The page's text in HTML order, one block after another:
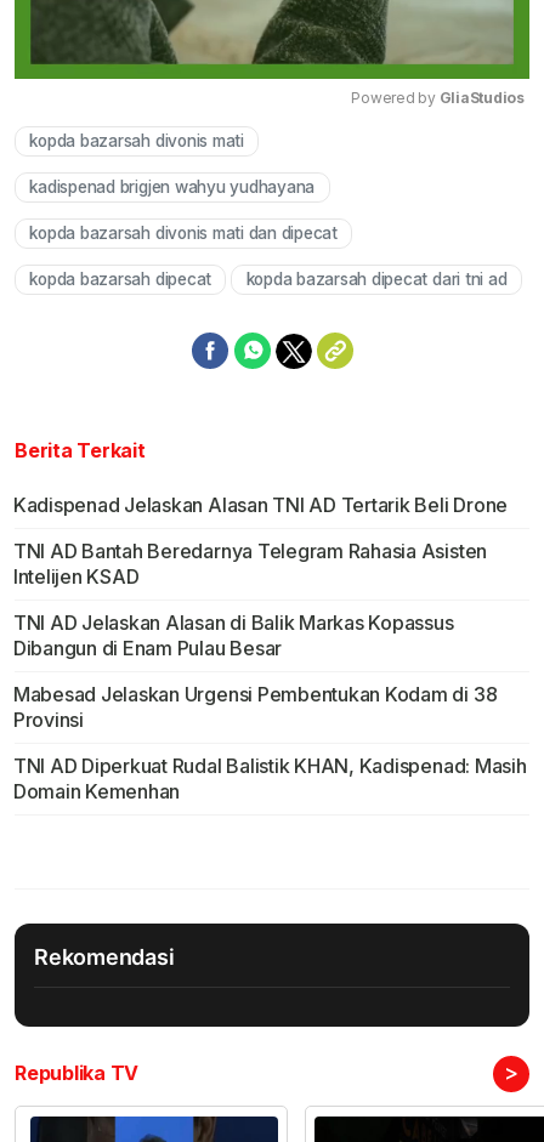
Powered by GliaStudios
kopda bazarsah divonis mati
kadispenad brigjen wahyu yudhayana
kopda bazarsah divonis mati dan dipecat
kopda bazarsah dipecat kopda bazarsah dipecat dari tni ad
Berita Terkait
Kadispenad Jelaskan Alasan TNI AD Tertarik Beli Drone
TNI AD Bantah Beredarnya Telegram Rahasia Asisten
Intelijen KSAD
TNI AD Jelaskan Alasan di Balik Markas Kopassus
Dibangun di Enam Pulau Besar
Mabesad Jelaskan Urgensi Pembentukan Kodam di 38
Provinsi
TNI AD Diperkuat Rudal Balistik KHAN, Kadispenad: Masih
Domain Kemenhan
Rekomendasi
Republika TV >